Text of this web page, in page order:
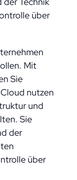
über
Mit
Sie
nutzen
und
Sie
der
über